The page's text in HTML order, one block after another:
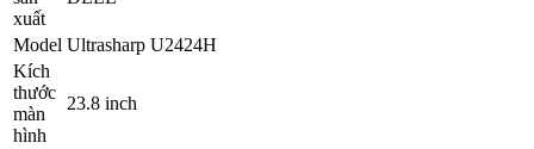
xuất
Model Ultrasharp U2424H
Kích
thước
màn
hình
23.8 inch